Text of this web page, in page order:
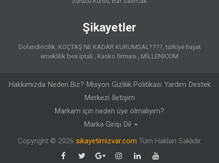
Şikayetler
Dolandiricilik KOÇTAŞ NE KADAR KURUMSAL???? türkiye hayat
emeklilik bes iptali
Kasko firması MİLLENİCOM
Hakkımızda Neden Biz? Misyon Gizlilik Politikasi Yardım Destek
Merkezi İletişim
Markam için neden üye olmalıyım?
Marka Girişi Dil
Copyright © 2026 sikayetimizvar.com Tüm Hakları Saklıdır.